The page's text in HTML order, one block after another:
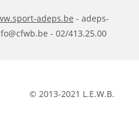
adeps.be - adeps-
- 02/413.25.00
© 2013-2021 L.E.W.B.